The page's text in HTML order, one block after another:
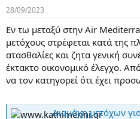
s
28/09/2023
Εν τω μεταξύ στην Air
μετόχους στρέφεται κατά της
ατασθαλίες και ζητα γενική
έκτακτο οικονομικό έλεγχο.
να τον κατηγορεί ότι έχει
Διαμάχη μετόχων για τον